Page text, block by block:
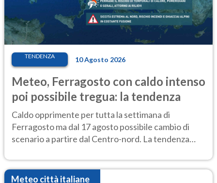
TENDENZA 10 Agosto 2026
Meteo, Ferragosto con caldo intenso
poi possibile tregua: la tendenza
Caldo opprimente per tutta la settimana di
Ferragosto ma dal 17 agosto possibile cambio di
scenario a partire dal Centro-nord. La tendenza
Meteo città italiane